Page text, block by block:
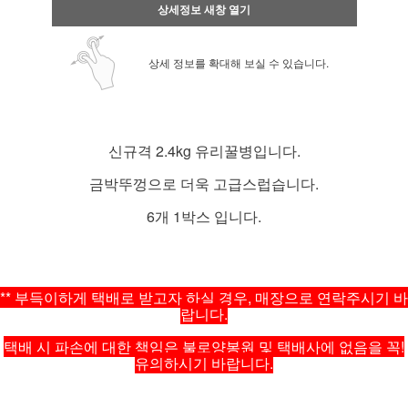
상세정보 새창 열기
상세 정보를 확대해 보실 수 있습니다.
신규격 2.4kg 유리꿀병입니다.
금박뚜껑으로 더욱 고급스럽습니다.
6개 1박스 입니다.
** 부득이하게 택배로 받고자 하실 경우, 매장으로 연락주시기 바
랍니다.
택배 시 파손에 대한 책임은 불로양봉원 및 택배사에 없음을 꼭!
유의하시기 바랍니다.